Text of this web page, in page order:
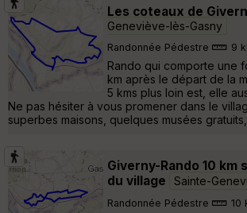
Les coteaux de
Geneviève-lès-Gasny
Randonnée Pédestre 9
Rando qui comporte une
km après le départ de la
5 kms plus loin est, elle
Ne pas hésiter à vous promener dans le
superbes maisons, quelques musées
Giverny-Rando 10 km
du village
Sainte-
Randonnée Pédestre 10